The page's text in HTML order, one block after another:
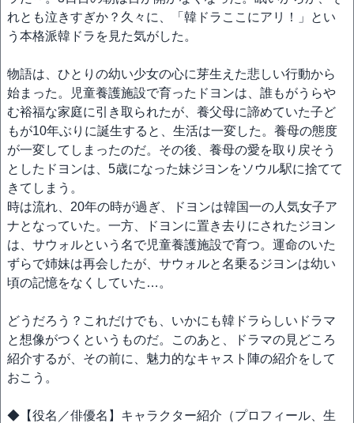
れとも泣きすぎか？久々に、「韓ドラここにアリ！」とい
う本格派韓ドラを見た気がした。
物語は、ひとりの幼い少女の心に芽生えた悲しい行動から
始まった。児童養護施設で育ったドヨンは、誰もがうらや
む裕福な家庭に引き取られたが、養父母に諦めていた子ど
もが10年ぶりに誕生すると、生活は一変した。養母の態度
が一変してしまったのだ。その後、養母の愛を取り戻そう
としたドヨンは、5歳になった妹ジヨンをソウル駅に捨てて
きてしまう。
時は流れ、20年の時が過ぎ、ドヨンは韓国一の人気女子ア
ナとなっていた。一方、ドヨンに置き去りにされたジヨン
は、サウォルという名で児童養護施設で育つ。運命のいた
ずらで姉妹は再会したが、サウォルと名乗るジヨンは幼い
頃の記憶をなくしていた…。
どうだろう？これだけでも、いかにも韓ドラらしいドラマ
と想像がつくというものだ。このあと、ドラマの見どころ
紹介するが、その前に、魅力的なキャスト陣の紹介をして
おこう。
◆【役名／俳優名】キャラクター紹介（プロフィール、生